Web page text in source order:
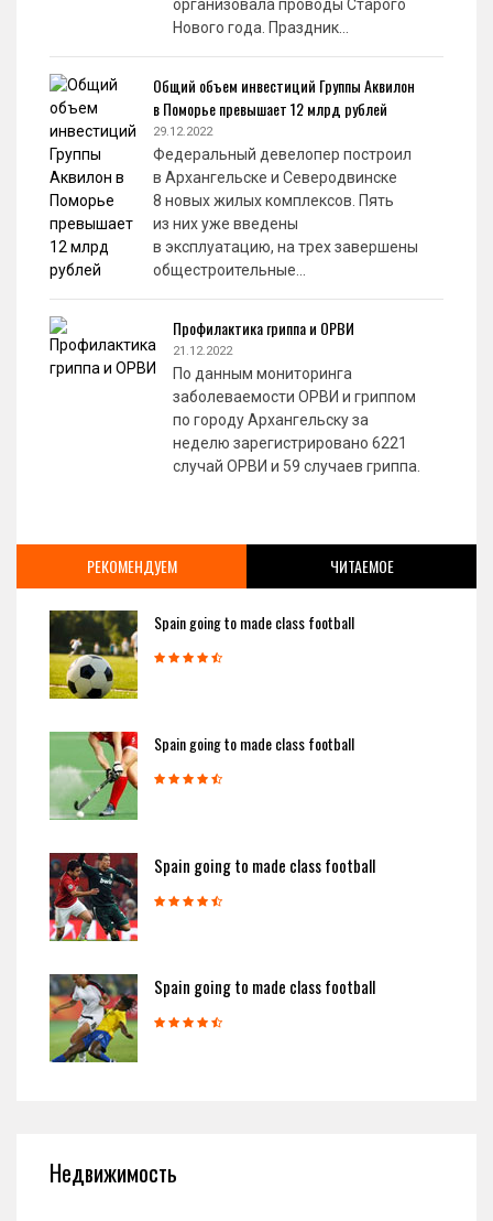
организовала проводы Старого
Нового года. Праздник…
Общий объем инвестиций Группы Аквилон
в Поморье превышает 12 млрд рублей
29.12.2022
Федеральный девелопер построил
в Архангельске и Северодвинске
8 новых жилых комплексов. Пять
из них уже введены
в эксплуатацию, на трех завершены
общестроительные…
Профилактика гриппа и ОРВИ
21.12.2022
По данным мониторинга
заболеваемости ОРВИ и гриппом
по городу Архангельску за
неделю зарегистрировано 6221
случай ОРВИ и 59 случаев гриппа.
РЕКОМЕНДУЕМ ЧИТАЕМОЕ
Spain going to made class football
Spain going to made class football
Spain going to made class football
Spain going to made class football
Недвижимость